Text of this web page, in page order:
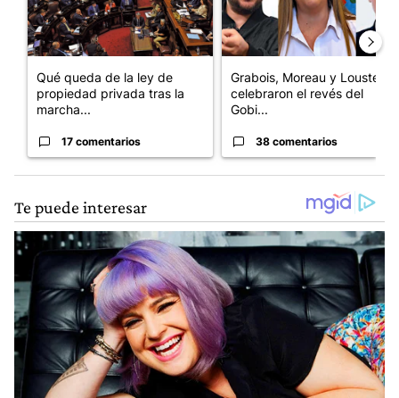
Qué queda de la ley de
propiedad privada tras la
marcha...
17 comentarios
Grabois, Moreau y Lousteau
celebraron el revés del
Gobi...
38 comentarios